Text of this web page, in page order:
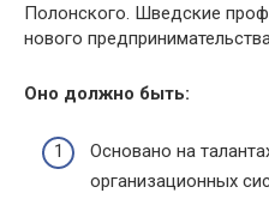
Полонского. Шведские
нового
Оно должно быть:
Основано на
организационных